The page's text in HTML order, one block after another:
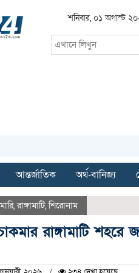
শনিবার, ০১ অগাস্ট
আন্তর্জাতিক অর্থ-বানিজ্য
,রাঙ্গামাটি,শিরোনাম
রাঙ্গামাটি